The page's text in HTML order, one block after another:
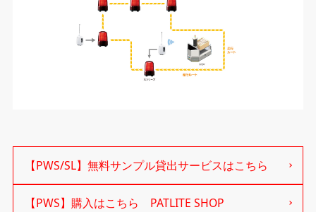
【PWS/SL】無料サンプル貸出サービスはこちら
【PWS】購入はこちら PATLITE SHOP